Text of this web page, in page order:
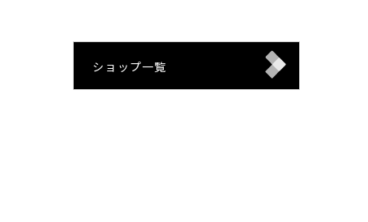
ショップ一覧